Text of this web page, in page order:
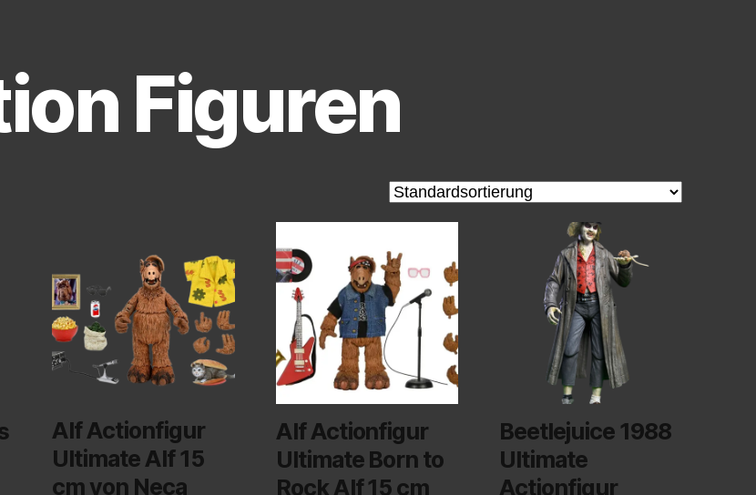
Figuren
Alf Actionfigur
Ultimate Alf 15
cm von Neca
Alf Actionfigur
Ultimate Born to
Rock Alf 15 cm
Beetlejuice 1988
Ultimate
Actionfigur